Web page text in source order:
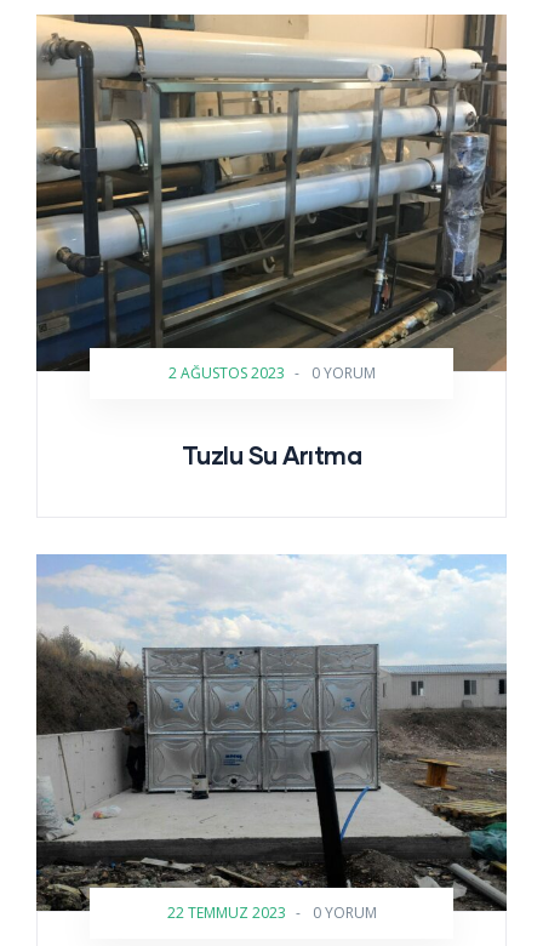
2 AĞUSTOS 2023 - 0 YORUM
Tuzlu Su Arıtma
22 TEMMUZ 2023 - 0 YORUM